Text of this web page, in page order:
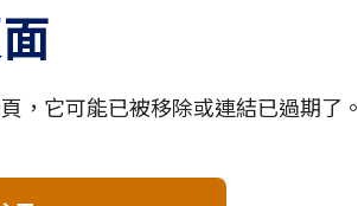
，它可能已被移除或連結已過期了。